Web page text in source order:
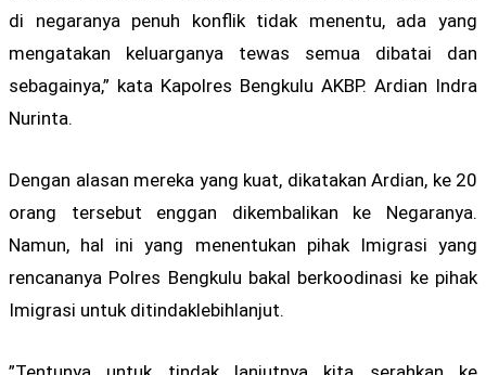
di negaranya penuh konflik tidak menentu, ada yang
mengatakan keluarganya tewas semua dibatai dan
sebagainya,” kata Kapolres Bengkulu AKBP. Ardian Indra
Nurinta.
Dengan alasan mereka yang kuat, dikatakan Ardian, ke 20
orang tersebut enggan dikembalikan ke Negaranya.
Namun, hal ini yang menentukan pihak Imigrasi yang
rencananya Polres Bengkulu bakal berkoodinasi ke pihak
Imigrasi untuk ditindaklebihlanjut.